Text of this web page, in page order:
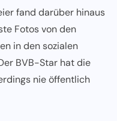
fand darüber hinaus
Fotos von den
in den sozialen
BVB-Star hat die
nie öffentlich